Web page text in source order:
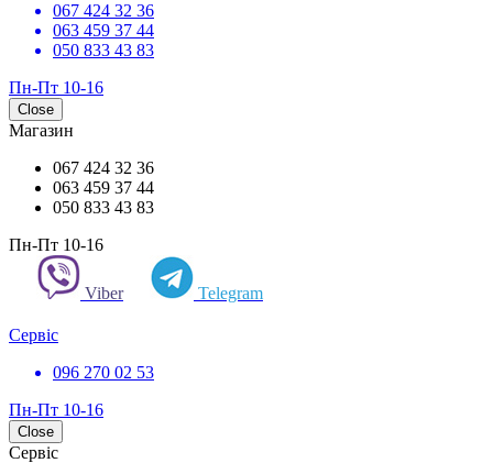
067 424 32 36
063 459 37 44
050 833 43 83
Пн-Пт 10-16
Close
Магазин
067 424 32 36
063 459 37 44
050 833 43 83
Пн-Пт 10-16
Viber Telegram
Сервіс
096 270 02 53
Пн-Пт 10-16
Close
Сервіс